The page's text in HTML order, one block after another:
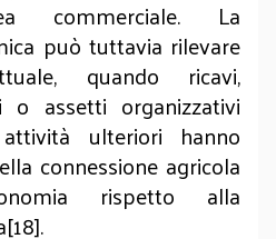
commerciale. La
può tuttavia rilevare
quando ricavi,
o assetti organizzativi
ulteriori hanno
connessione agricola
rispetto alla